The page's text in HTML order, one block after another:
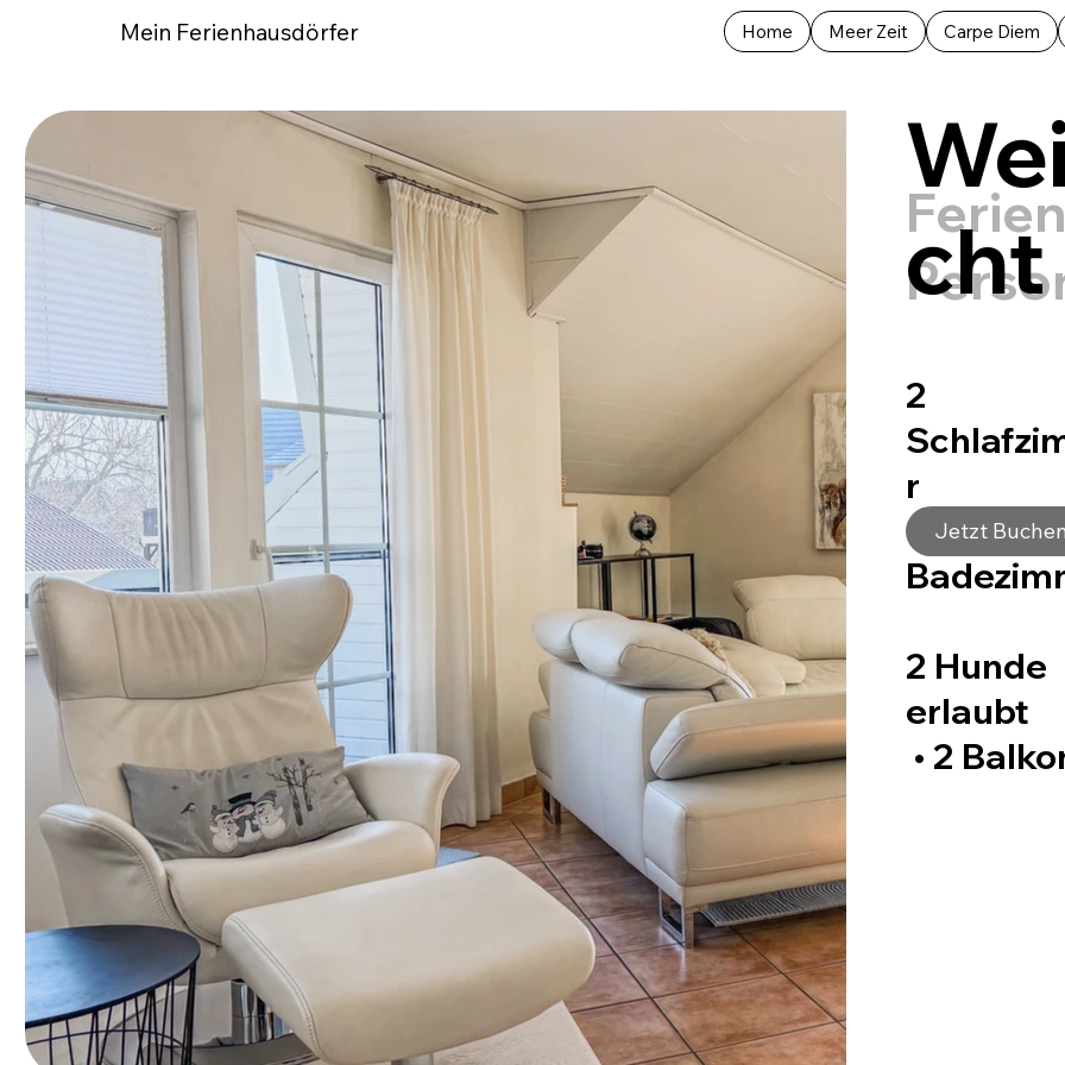
Mein Ferienhausdörfer Home Meer Zeit Carpe Diem
cht
2
r
1
2 Hunde
erlaubt
• 2
Jetzt Buchen